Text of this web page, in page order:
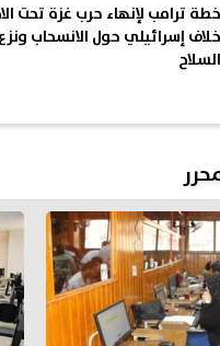
خطة ترامب لإنهاء حرب غزة تحت
خلاف إسرائيلي حول الانسحاب ونزع
السلاح